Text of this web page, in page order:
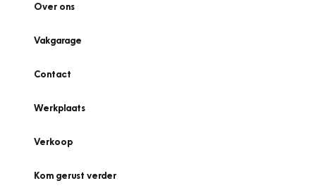
Over ons
Vakgarage
Contact
Werkplaats
Verkoop
Kom gerust verder